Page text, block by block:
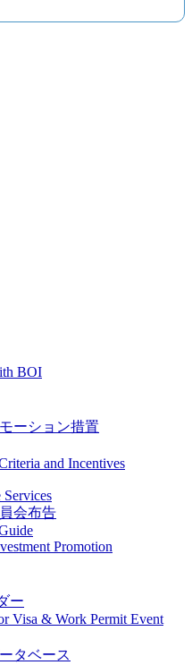
BOI
ーション措置
and Incentives
会布告
Promotion
ー
Visa & Work Permit Event
タベース